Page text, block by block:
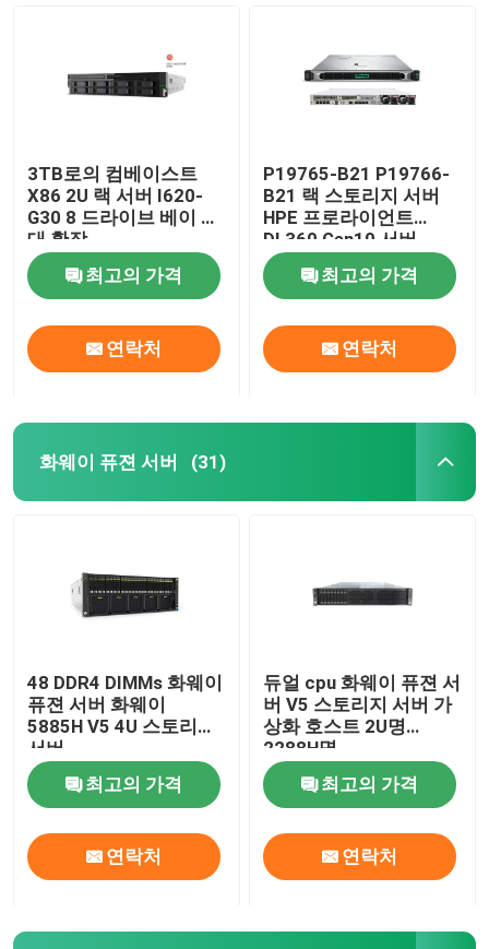
품질 관리
저희와 연락
뉴스
사건
3TB로의 컴베이스트
X86 2U 랙 서버 I620-
G30 8 드라이브 베이 최
대 확장
최고의 가격
연락처
P19765-B21 P19766-
B21 랙 스토리지 서버
HPE 프로라이언트
DL360 Gen10 서버
최고의 가격
연락처
화웨이 퓨젼 서버 (31)
48 DDR4 DIMMs 화웨이
퓨젼 서버 화웨이
5885H V5 4U 스토리지
서버
최고의 가격
연락처
듀얼 cpu 화웨이 퓨젼 서
버 V5 스토리지 서버 가
상화 호스트 2U명
2288H명
최고의 가격
연락처